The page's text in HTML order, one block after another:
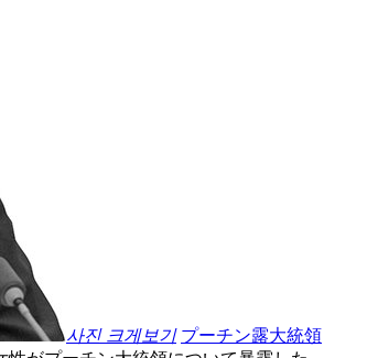
사진 크게보기 プーチン露大統領